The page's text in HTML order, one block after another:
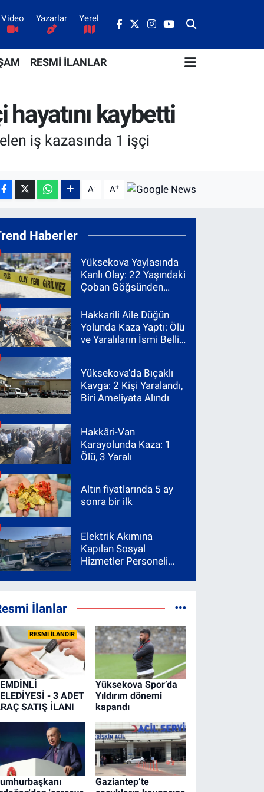
Video Yazarlar Yerel
RESMİ İLANLAR
kaybetti
iş kazasında 1 işçi
A- A+
Haberler
Yüksekova Yaylasında
Kanlı Olay: 22 Yaşındaki
Çoban Göğsünden
Hakkarili Aile Düğün
Yolunda Kaza Yaptı: Ölü
ve Yaralıların İsmi Belli
Yüksekova’da Bıçaklı
Kavga: 2 Kişi Yaralandı,
Biri Ameliyata Alındı
Hakkâri-Van
Karayolunda Kaza: 1
Ölü, 3 Yaralı
Altın fiyatlarında 5 ay
sonra bir ilk
Elektrik Akımına
Kapılan Sosyal
Hizmetler Personeli
İlanlar
RESMİ İLANDIR
- 3 ADET
SATIŞ İLANI
Yüksekova Spor’da
Yıldırım dönemi
kapandı
Gaziantep’te